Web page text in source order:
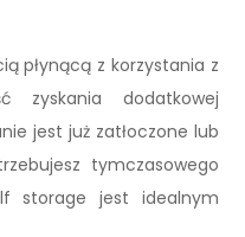
płynącą z korzystania z
zyskania dodatkowej
jest już zatłoczone lub
tymczasowego
storage jest idealnym